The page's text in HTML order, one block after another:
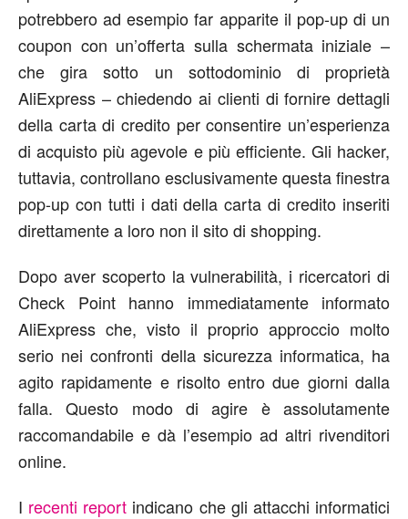
potrebbero ad esempio far apparite il pop-up di un
coupon con un’offerta sulla schermata iniziale –
che gira sotto un sottodominio di proprietà
AliExpress – chiedendo ai clienti di fornire dettagli
della carta di credito per consentire un’esperienza
di acquisto più agevole e più efficiente. Gli hacker,
tuttavia, controllano esclusivamente questa finestra
pop-up con tutti i dati della carta di credito inseriti
direttamente a loro non il sito di shopping.
Dopo aver scoperto la vulnerabilità, i ricercatori di
Check Point hanno immediatamente informato
AliExpress che, visto il proprio approccio molto
serio nei confronti della sicurezza informatica, ha
agito rapidamente e risolto entro due giorni dalla
falla. Questo modo di agire è assolutamente
raccomandabile e dà l’esempio ad altri rivenditori
online.
I recenti report indicano che gli attacchi informatici